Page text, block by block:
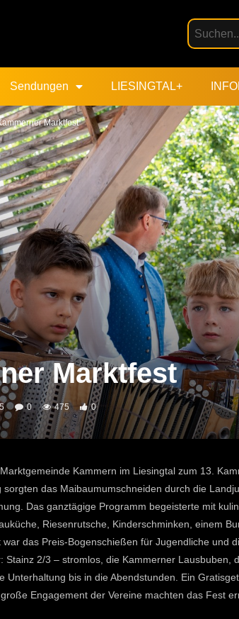
Sendungen LIESINGTAL+
Marktfest
Marktfest
0 475 0
Kammern im Liesingtal zum 13.
sorgten das Maibaumumschneiden durch die
Das ganztägige Programm begeisterte mit
Riesenrutsche, Kinderschminken, einem
das Preis-Bogenschießen für Jugendliche und
Stainz 2/3 – stromlos, die Kammerner Lausbuben,
Unterhaltung bis in die Abendstunden. Ein
Engagement der Vereine machten das Fest